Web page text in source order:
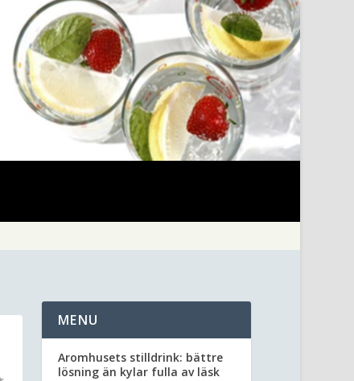
MENU
Aromhusets stilldrink: bättre
lösning än kylar fulla av läsk